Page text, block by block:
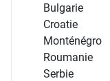
Bulgarie
Croatie
Monténégro
Roumanie
Serbie